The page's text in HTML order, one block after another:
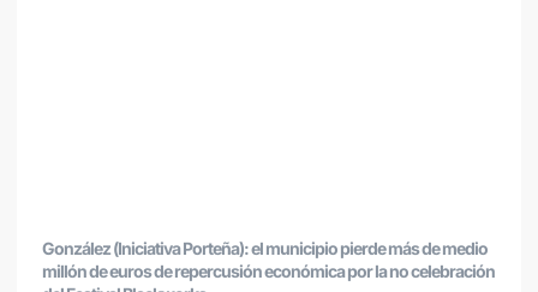
González (Iniciativa Porteña): el municipio pierde más de medio
millón de euros de repercusión económica por la no celebración